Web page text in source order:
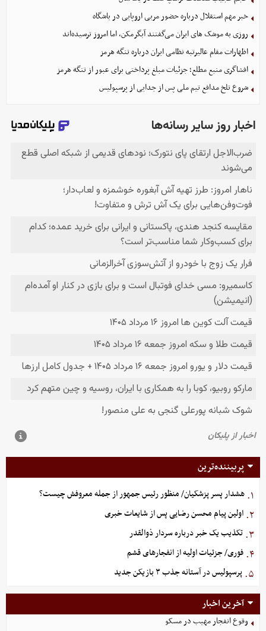
خبر مهم استقلال درباره حضور مربی اروپایی در باشگاه
روزی به موشک‌ های ایران می‌گفتند آبگرمکن، اما امروز ترسیده‌اند
اظهارات مقام عالیرتبه نظامی ایران درباره تنگه هرمز
افشاگری منبع مطلع؛ جزئیات مبلغ پرداختی برای عبور از تنگه هرمز
شروع تلخ مدافع تیم ملی پس از جدایی از پرسپولیس
پربیننده‌ترین
۱. هشدار پسر پزشکیان/ منظور رئیس جمهور از جمله معروفش چیست؟
۲. اولین پیام محسن رضایی پس از شایعات خبری
۳. تکذیب یک خبر درباره سردار ذوالقدر
۴. فوری/ جزئیات اولیه از انفجارهای قشم
۵. پرسپولیس در آستانه جذب ۳ بازیکن جدید
آخرین اخبار
وقوع انفجار مهیب در مسکو